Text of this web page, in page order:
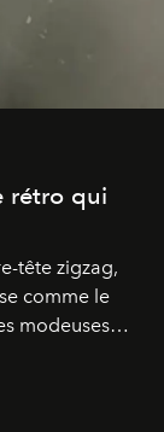
rétro qui
tête zigzag,
comme le
modeuses